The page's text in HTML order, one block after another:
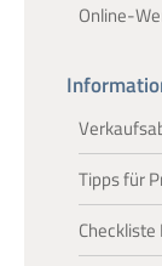
Online-
Tipps für